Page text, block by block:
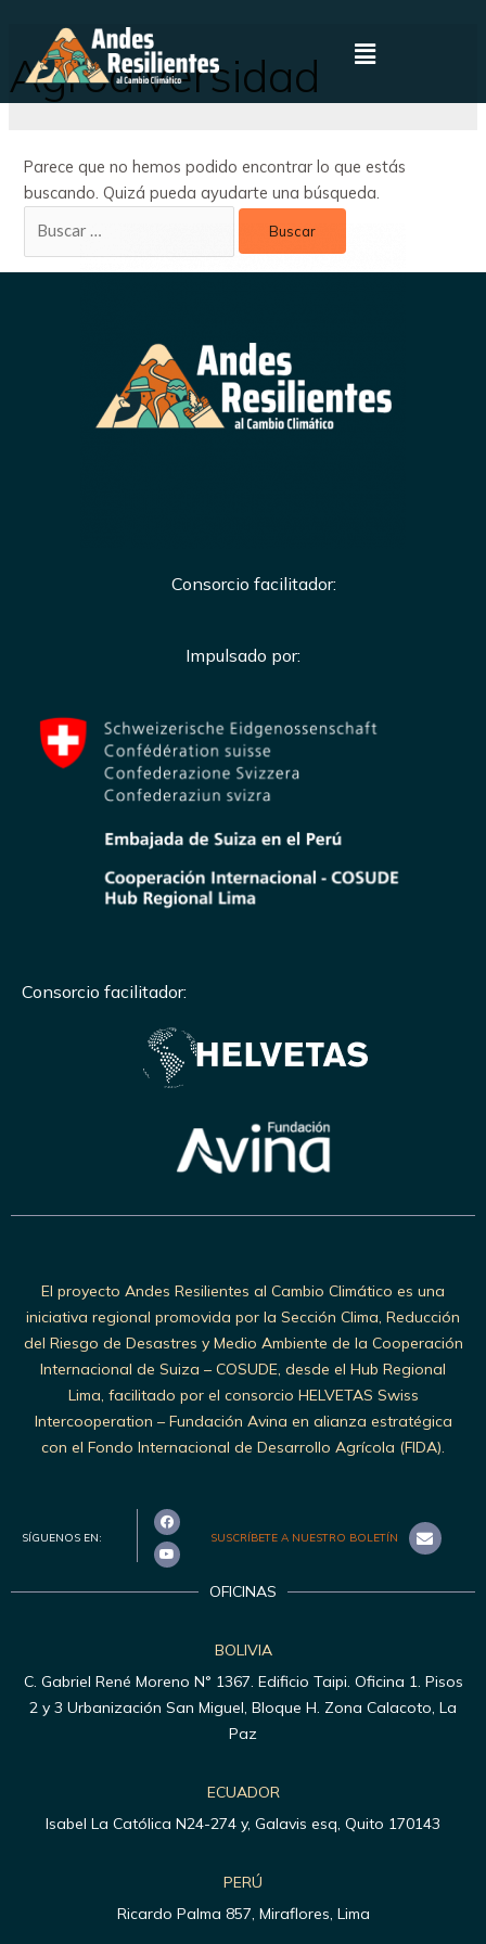
Agrodiversidad
Parece que no hemos podido encontrar lo que estás
buscando. Quizá pueda ayudarte una búsqueda.
Consorcio facilitador:
Impulsado por:
Consorcio facilitador:
El proyecto Andes Resilientes al Cambio Climático es una
iniciativa regional promovida por la Sección Clima, Reducción
del Riesgo de Desastres y Medio Ambiente de la Cooperación
Internacional de Suiza – COSUDE, desde el Hub Regional
Lima, facilitado por el consorcio HELVETAS Swiss
Intercooperation – Fundación Avina en alianza estratégica
con el Fondo Internacional de Desarrollo Agrícola (FIDA).
SÍGUENOS EN: SUSCRÍBETE A NUESTRO BOLETÍN
OFICINAS
BOLIVIA
C. Gabriel René Moreno N° 1367. Edificio Taipi. Oficina 1. Pisos
2 y 3 Urbanización San Miguel, Bloque H. Zona Calacoto, La
Paz
ECUADOR
Isabel La Católica N24-274 y, Galavis esq, Quito 170143
PERÚ
Ricardo Palma 857, Miraflores, Lima